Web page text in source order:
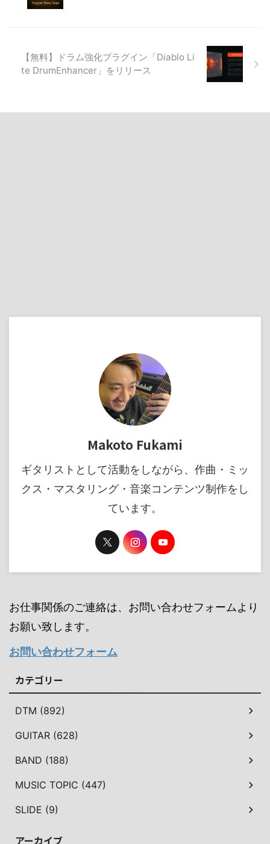
【無料】ドラム強化プラグイン「Diablo Li
te DrumEnhancer」をリリース
Makoto Fukami
ギタリストとして活動をしながら、作曲・ミッ
クス・マスタリング・音楽コンテンツ制作をし
ています。
お仕事関係のご連絡は、お問い合わせフォームより
お願い致します。
お問い合わせフォーム
カテゴリー
DTM (892)
GUITAR (628)
BAND (188)
MUSIC TOPIC (447)
SLIDE (9)
アーカイブ